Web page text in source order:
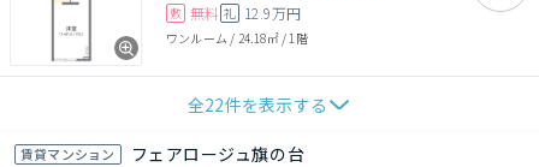
敷 無料 礼 12.9万円
ワンルーム / 24.18㎡/ 1階
全22件を表示する
賃貸マンション フェアロージュ旗の台